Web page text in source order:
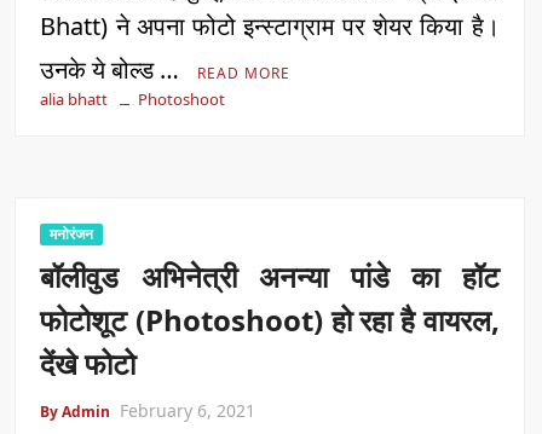
Bhatt) ने अपना फोटो इन्स्टाग्राम पर शेयर किया है।
उनके ये बोल्ड …
READ MORE
alia bhatt Photoshoot
मनोरंजन
बॉलीवुड अभिनेत्री अनन्या पांडे का हॉट
फोटोशूट (Photoshoot) हो रहा है वायरल,
देंखे फोटो
By Admin February 6, 2021